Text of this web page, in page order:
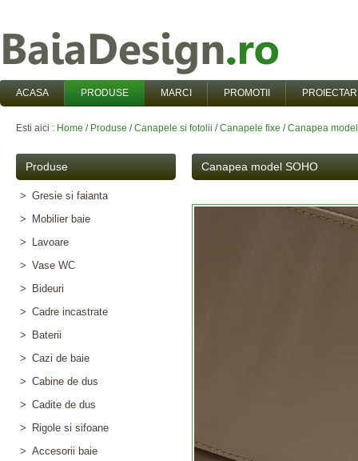
ACASA PRODUSE MARCI PROMOTII
Esti aici : Home / Produse /Canapele si fotolii /Canapele fixe /Canapea
Produse
> Gresie si faianta
>
Mobilier baie
>
Lavoare
> Vase WC
>
Bideuri
> Cadre incastrate
>
Baterii
> Cazi de baie
> Cabine de dus
> Cadite de dus
>
Rigole si sifoane
> Accesorii baie
Canapea model SOHO